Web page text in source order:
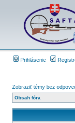
Prihlásenie
Zobraziť témy bez
Obsah fóra